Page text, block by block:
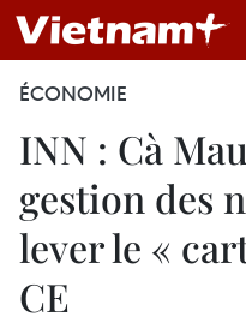
ÉCONOMIE
INN : Cà
gestion des
lever le «
CE